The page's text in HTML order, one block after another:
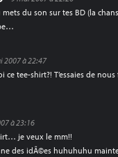
du son sur tes BD (la
2007 à 22:47
ce tee-shirt?! T’essaies de
à 23:16
je veux le mm!!
des idÃ©es huhuhuhu